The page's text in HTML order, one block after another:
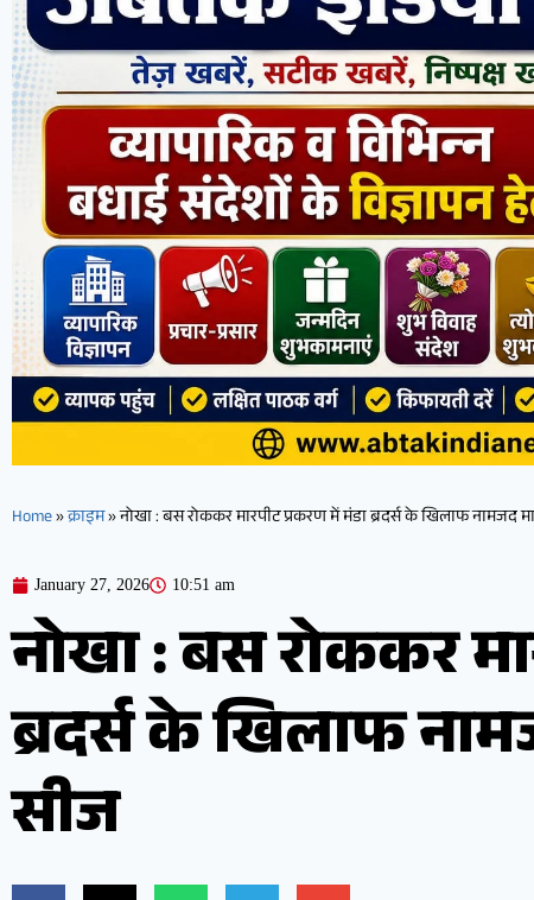
Home»क्राइम»नोखा : बस रोककर मारपीट प्रकरण में मंडा ब्रदर्स के खिलाफ नामजद
January 27, 2026 10:51 am
नोखा : बस रोककर
ब्रदर्स के खिलाफ
सीज